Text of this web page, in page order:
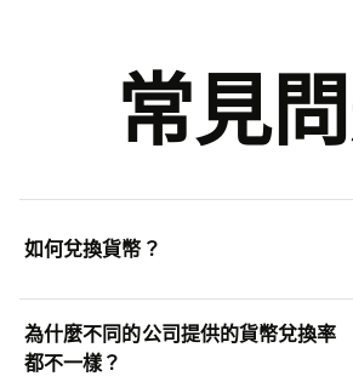
常見
如何兌換貨幣？
為什麼不同的公司提供的貨幣兌換率
都不一樣？